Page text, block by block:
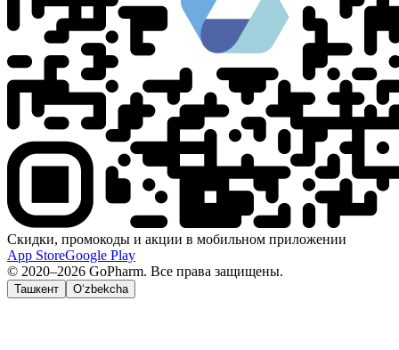
Скидки, промокоды и акции в мобильном приложении
App StoreGoogle Play
© 2020–2026 GoPharm. Все права защищены.
Ташкент O‘zbekcha